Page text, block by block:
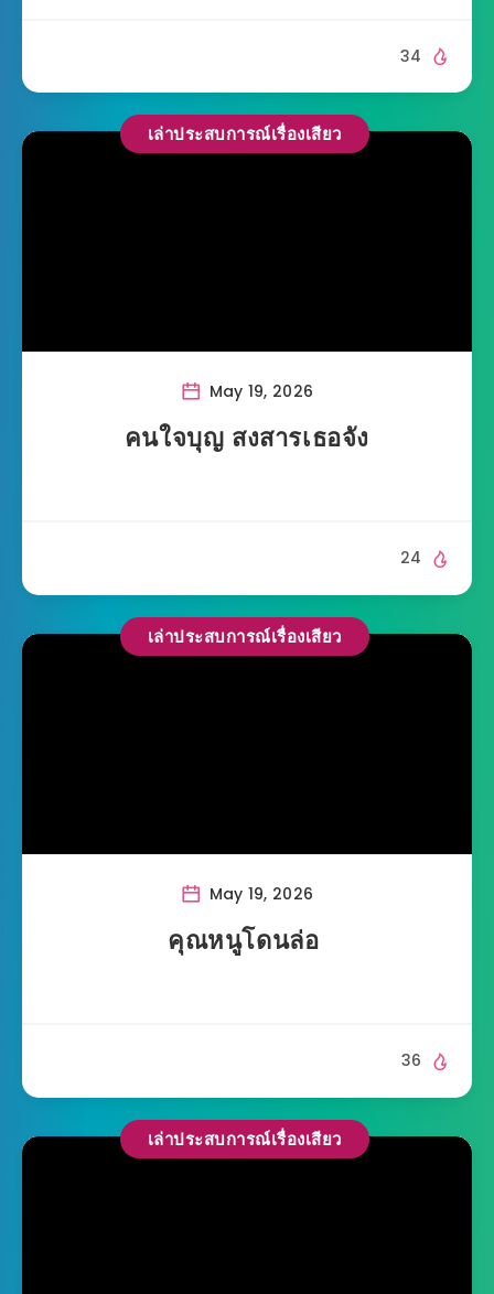
34
เล่าประสบการณ์เรื่องเสียว
May 19, 2026
คนใจบุญ สงสารเธอจัง
24
เล่าประสบการณ์เรื่องเสียว
May 19, 2026
คุณหนูโดนล่อ
36
เล่าประสบการณ์เรื่องเสียว